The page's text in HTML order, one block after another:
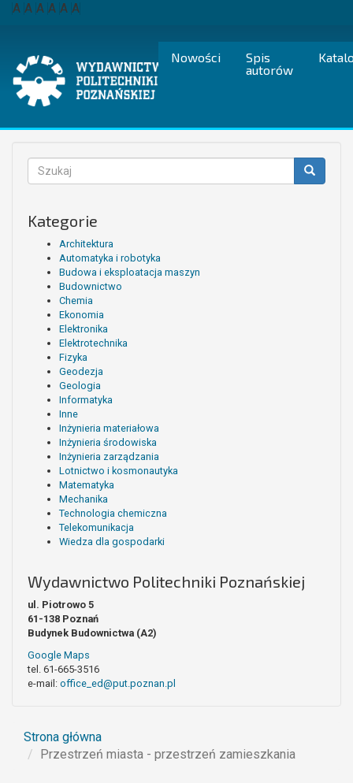
Przejdź
A A A A A A
Nowości
Spis
autorów
Formularz
wyszukiwania
Kategorie
Architektura
Automatyka i robotyka
Budowa i eksploatacja maszyn
Budownictwo
Chemia
Ekonomia
Elektronika
Elektrotechnika
Fizyka
Geodezja
Geologia
Informatyka
Inne
Inżynieria materiałowa
Inżynieria środowiska
Inżynieria zarządzania
Lotnictwo i kosmonautyka
Matematyka
Mechanika
Technologia chemiczna
Telekomunikacja
Wiedza dla gospodarki
Wydawnictwo Politechniki Poznańskiej
ul. Piotrowo 5
61-138 Poznań
Budynek Budownictwa (A2)
Google Maps
tel. 61-665-3516
e-mail: office_ed@put.poznan.pl
Strona główna
Przestrzeń miasta - przestrzeń zamieszkania